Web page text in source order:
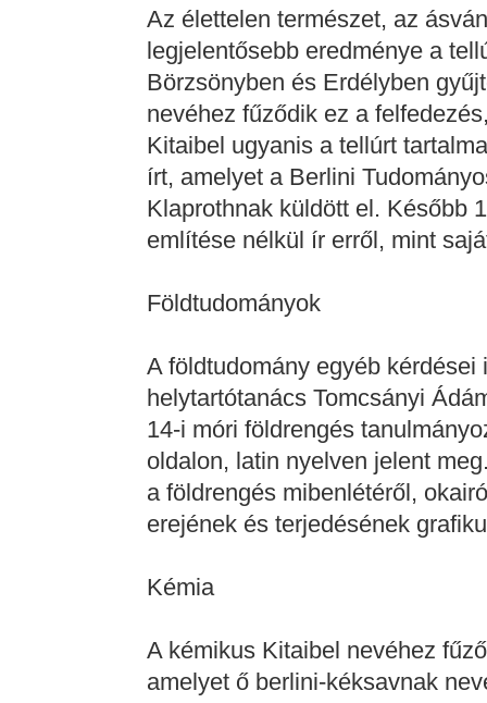
Az élettelen természet, az
legjelentősebb eredménye a
Börzsönyben és Erdélyben
nevéhez fűződik ez a
Kitaibel ugyanis a tellúrt
írt, amelyet a Berlini
Klaprothnak küldött el. Később
említése nélkül ír erről, mint
Földtudományok
A földtudomány egyéb
helytartótanács Tomcsányi
14-i móri földrengés
oldalon, latin nyelven jelent
a földrengés mibenlétéről,
erejének és terjedésének
Kémia
A kémikus Kitaibel nevéhez
amelyet ő berlini-kéksavnak